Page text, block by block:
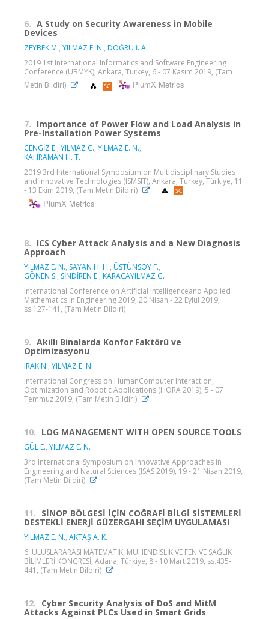
6. A Study on Security Awareness in Mobile
Devices
ZEYBEK M., YILMAZ E. N., DOĞRU İ. A.
2019 1st International Informatics and Software Engineering
Conference (UBMYK), Ankara, Turkey, 6 - 07 Kasım 2019, (Tam
Metin Bildiri)
PlumX Metrics
7. Importance of Power Flow and Load Analysis in
Pre-Installation Power Systems
CENGİZ E., YILMAZ C., YILMAZ E. N.,
KAHRAMAN H. T.
2019 3rd International Symposium on Multidisciplinary Studies
and Innovative Technologies (ISMSIT), Ankara, Turkey, Türkiye, 11
- 13 Ekim 2019, (Tam Metin Bildiri)
PlumX Metrics
8. ICS Cyber Attack Analysis and a New Diagnosis
Approach
YILMAZ E. N., SAYAN H. H., ÜSTÜNSOY F.,
GÖNEN S., SİNDİREN E., KARACAYILMAZ G.
International Conference on Artiﬁcial Intelligenceand Applied
Mathematics in Engineering 2019, 20 Nisan - 22 Eylül 2019,
ss.127-141, (Tam Metin Bildiri)
9. Akıllı Binalarda Konfor Faktörü ve
Optimizasyonu
IRAK N., YILMAZ E. N.
International Congress on HumanComputer Interaction,
Optimization and Robotic Applications (HORA 2019), 5 - 07
Temmuz 2019, (Tam Metin Bildiri)
10. LOG MANAGEMENT WITH OPEN SOURCE TOOLS
GÜL E., YILMAZ E. N.
3rd International Symposium on Innovative Approaches in
Engineering and Natural Sciences (ISAS 2019), 19 - 21 Nisan 2019,
(Tam Metin Bildiri)
11. SİNOP BÖLGESİ İÇİN COĞRAFİ BİLGİ SİSTEMLERİ
DESTEKLİ ENERJİ GÜZERGAHI SEÇİM UYGULAMASI
YILMAZ E. N., AKTAŞ A. K.
6. ULUSLARARASI MATEMATİK, MÜHENDİSLİK VE FEN VE SAĞLIK
BİLİMLERİ KONGRESİ, Adana, Türkiye, 8 - 10 Mart 2019, ss.435-
441, (Tam Metin Bildiri)
12. Cyber Security Analysis of DoS and MitM
Attacks Against PLCs Used in Smart Grids